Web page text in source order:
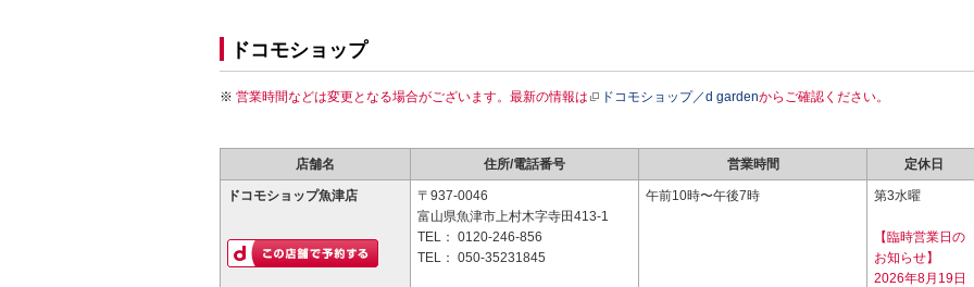
ドコモショップ
営業時間などは変更となる場合がございます。最新の情報は ドコモショップ／d gardenからご確認ください。
店舗名 住所/電話番号 営業時間 定休日
ドコモショップ魚津店
〒937-0046
富山県魚津市上村木字寺田413-1
TEL： 0120-246-856
TEL： 050-35231845
午前10時〜午後7時 第3水曜
【臨時営業日の
お知らせ】
2026年8月19日